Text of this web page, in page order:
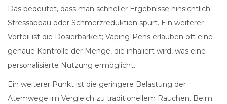
Das bedeutet, dass man schneller Ergebnisse hinsichtlich
Stressabbau oder Schmerzreduktion spürt. Ein weiterer
Vorteil ist die Dosierbarkeit; Vaping-Pens erlauben oft eine
genaue Kontrolle der Menge, die inhaliert wird, was eine
personalisierte Nutzung ermöglicht.
Ein weiterer Punkt ist die geringere Belastung der
Atemwege im Vergleich zu traditionellem Rauchen. Beim